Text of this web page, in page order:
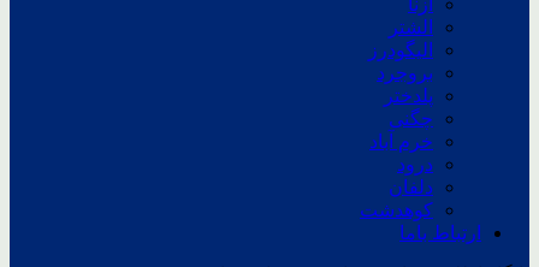
ازنا
الشتر
الیگودرز
بروجرد
پلدختر
چگنی
خرم آباد
درود
دلفان
کوهدشت
ارتباط باما